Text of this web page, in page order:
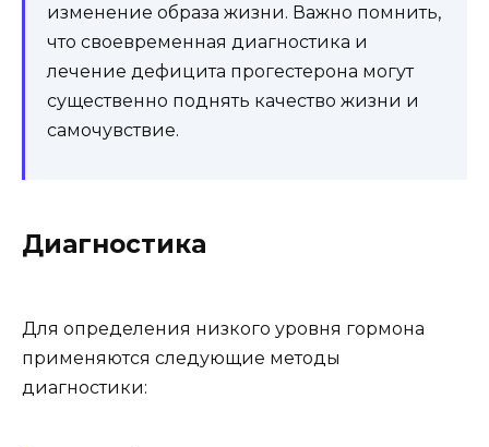
изменение образа жизни. Важно помнить,
что своевременная диагностика и
лечение дефицита прогестерона могут
существенно поднять качество жизни и
самочувствие.
Диагностика
Для определения низкого уровня гормона
применяются следующие методы
диагностики: